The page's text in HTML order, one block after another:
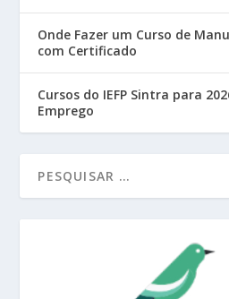
Onde Fazer um Curso de
com Certificado
Cursos do IEFP Sintra para
Emprego